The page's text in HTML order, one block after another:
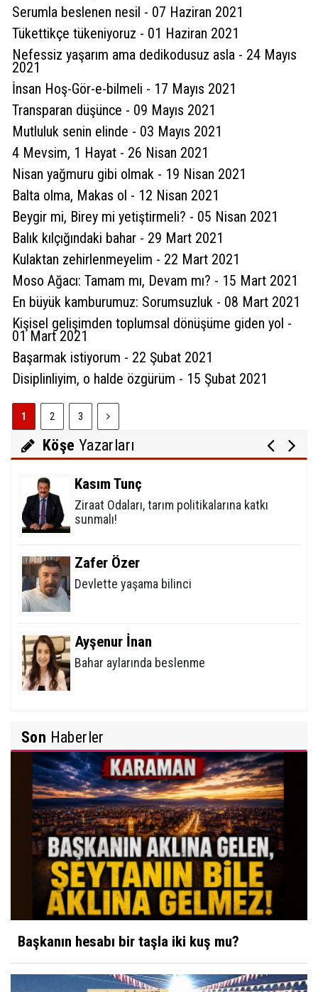
Aygül
Kaynananın adı çıktı valla.. zamane gençleri
noktadan şedde çıkartıyor bazen dinliyoruzda
bu kadarda olmaz dedirtir yani
Davut Karaman
İlginiz ve katkılarınız için teşekkür ederim.
Günümüzde kuşaklar arası yaşanan
değişimler aile yapılarında, beklentilerinde
farklılık getirmektedir.
Beğen ( 1 )
(
Hakan aykan
Müdahale olmalı, hiç olmaması da doğru değil.
ama tecrübe paylaşımı mesafesinde olmalı.
Birde her tecrübe paylaşımını müdahale olarak
ta algılamamalı. teşekkürler
Davut Karaman
İlginiz ve katkılarınız için teşekkür ederim.
Tecrübe paylaşımları adı altında yapılan her
müdahale daha dikkatli yapılmalıdır.
Davut Karaman
Tecrübe paylaşımları adı altında yapılan her
müdahale daha dikkatli yapılmalıdır.
Beğen( 0
( 0 )
Davut Karaman 5 yıl önce
İlginiz ve katkılarınız için teşekkür ederim.
Tecrübe paylaşımları adı altında yapılan her
müdahale daha dikkatli yapılmalıdır.
Serap Aykaç 5 yıl önce
Serumla beslenen nesil - 07 Haziran 2021
Tükettikçe tükeniyoruz - 01 Haziran 2021
Nefessiz yaşarım ama dedikodusuz asla - 24 Mayıs
2021
İnsan Hoş-Gör-e-bilmeli - 17 Mayıs 2021
Transparan düşünce - 09 Mayıs 2021
Mutluluk senin elinde - 03 Mayıs 2021
4 Mevsim, 1 Hayat - 26 Nisan 2021
Nisan yağmuru gibi olmak - 19 Nisan 2021
Balta olma, Makas ol - 12 Nisan 2021
Beygir mi, Birey mi yetiştirmeli? - 05 Nisan 2021
Balık kılçığındaki bahar - 29 Mart 2021
Kulaktan zehirlenmeyelim - 22 Mart 2021
Moso Ağacı: Tamam mı, Devam mı? - 15 Mart 2021
En büyük kamburumuz: Sorumsuzluk - 08 Mart 2021
Kişisel gelişimden toplumsal dönüşüme giden yol -
01 Mart 2021
Başarmak istiyorum - 22 Şubat 2021
Disiplinliyim, o halde özgürüm - 15 Şubat 2021
1 2 3
Köşe Yazarları
Sultan Akbulut
Mustafa Koçak
Modern çağın putları!
Kasım Tunç
Ziraat Odaları, tarım politikalarına katkı
sunmalı!
Zafer Özer
Devlette yaşama bilinci
Ayşenur İnan
Bahar aylarında beslenme
Tiroid Nodüllerine (Bezelerine) Yaklaşım
İbrahim Solmaz
Yunus Emre Türkçe'nin Nesi Olur?
Davut Karaman
Neme lazım, biri yapar!
Hocam bir cisim yaklaşıyor
Son Haberler
Başkanın hesabı bir taşla iki kuş mu?